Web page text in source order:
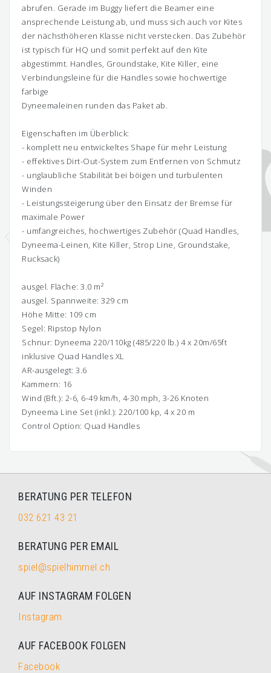
abrufen. Gerade im Buggy liefert die Beamer eine
ansprechende Leistung ab, und muss sich auch vor Kites
der nächsthöheren Klasse nicht verstecken. Das Zubehör
ist typisch für HQ und somit perfekt auf den Kite
abgestimmt. Handles, Groundstake, Kite Killer, eine
Verbindungsleine für die Handles sowie hochwertige
farbige
Dyneemaleinen runden das Paket ab.
Eigenschaften im Überblick:
- komplett neu entwickeltes Shape für mehr Leistung
- effektives Dirt-Out-System zum Entfernen von Schmutz
- unglaubliche Stabilität bei böigen und turbulenten
Winden
- Leistungssteigerung über den Einsatz der Bremse für
maximale Power
- umfangreiches, hochwertiges Zubehör (Quad Handles,
Dyneema-Leinen, Kite Killer, Strop Line, Groundstake,
Rucksack)
ausgel. Fläche: 3.0 m²
ausgel. Spannweite: 329 cm
Höhe Mitte: 109 cm
Segel: Ripstop Nylon
Schnur: Dyneema 220/110kg (485/220 lb.) 4 x 20m/65ft
inklusive Quad Handles XL
AR-ausgelegt: 3.6
Kammern: 16
Wind (Bft.): 2-6, 6-49 km/h, 4-30 mph, 3-26 Knoten
Dyneema Line Set (inkl.): 220/100 kp, 4 x 20 m
Control Option: Quad Handles
BERATUNG PER TELEFON
032 621 43 21
BERATUNG PER EMAIL
spiel@spielhimmel.ch
AUF INSTAGRAM FOLGEN
Instagram
AUF FACEBOOK FOLGEN
Facebook